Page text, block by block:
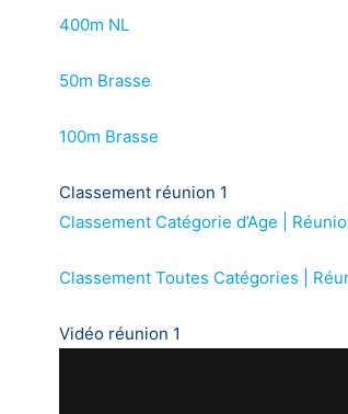
400m NL
50m Brasse
100m Brasse
Classement réunion 1
Classement Catégorie d’Age |
Classement Toutes Catégories |
Vidéo réunion 1